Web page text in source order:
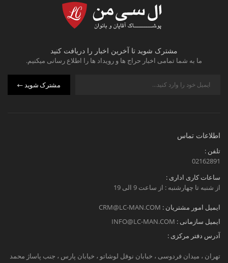
مشترک شوید تا آخرین اخبار را دریافت کنید
ما به شما تمامی اخبار حراج ها و رویداد ها را اطلاع رسانی میکنیم.
مشترک شوید
اطلاعات تماس
تلفن :
02162891
ساعات کاری اداری :
از شنبه تا چهارشنبه : از ساعت 9 الی 19
ایمیل امور مشتریان : CRM@LC-MAN.COM
ایمیل سازمانی : INFO@LC-MAN.COM
آدرس دفتر مرکزی :
تهران ، میدان فردوسی ، خبابان نوفل لوشاتو ، خیابان پارس ، جنب پاساژ محمد